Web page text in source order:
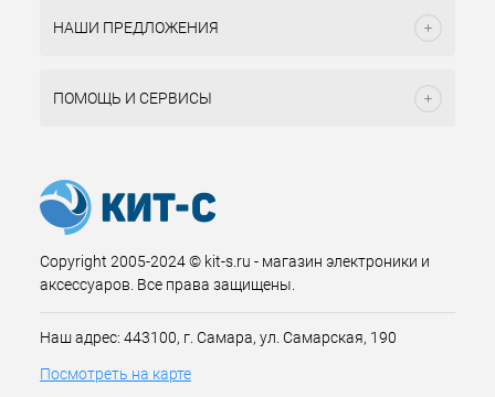
НАШИ ПРЕДЛОЖЕНИЯ
ПОМОЩЬ И СЕРВИСЫ
Copyright 2005-2024 © kit-s.ru - магазин электроники и
аксессуаров. Все права защищены.
Наш адрес: 443100, г. Самара, ул. Самарская, 190
Посмотреть на карте